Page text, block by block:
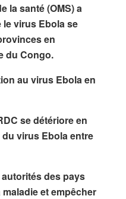
la santé (OMS) a
le virus Ebola se
en
du Congo.
au virus Ebola en
se détériore en
virus Ebola entre
des pays
et empêcher